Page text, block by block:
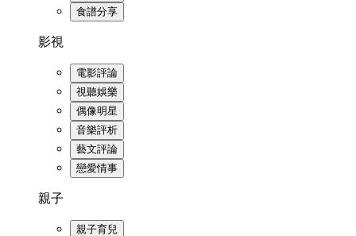
食譜分享
影視
電影評論
視聽娛樂
偶像明星
音樂評析
藝文評論
戀愛情事
親子
親子育兒